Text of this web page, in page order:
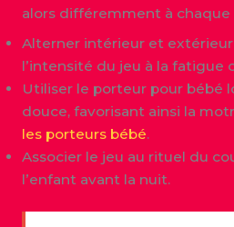
alors différemment à chaque
Alterner intérieur et
l’intensité du jeu à la fatigue
Utiliser le porteur pour bébé
douce, favorisant ainsi la
les porteurs bébé.
Associer le jeu au rituel du
l’enfant avant la nuit.